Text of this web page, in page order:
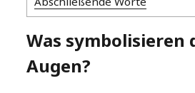
Was symbolisieren
Augen?